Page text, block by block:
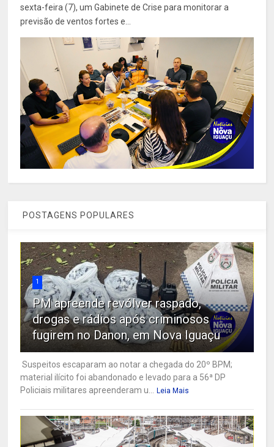
sexta-feira (7), um Gabinete de Crise para monitorar a
previsão de ventos fortes e...
POSTAGENS POPULARES
1
PM apreende revólver raspado,
drogas e rádios após criminosos
fugirem no Danon, em Nova Iguaçu
Suspeitos escaparam ao notar a chegada do 20º BPM;
material ilícito foi abandonado e levado para a 56ª DP
Policiais militares apreenderam u...
Leia Mais